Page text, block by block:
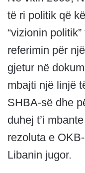
të ri politik që
“vizionin
referimin për
gjetur në
mbajti një linjë
SHBA-së dhe
duhej t’i
rezoluta e
Libanin jugor.